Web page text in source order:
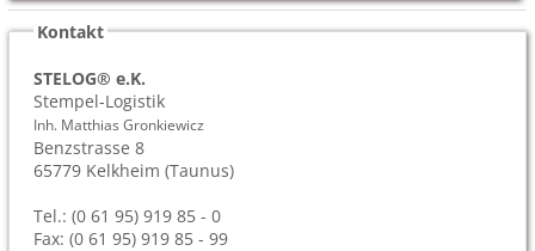
Kontakt
STELOG® e.K.
Stempel-Logistik
Inh. Matthias Gronkiewicz
Benzstrasse 8
65779 Kelkheim (Taunus)
Tel.: (0 61 95) 919 85 - 0
Fax: (0 61 95) 919 85 - 99